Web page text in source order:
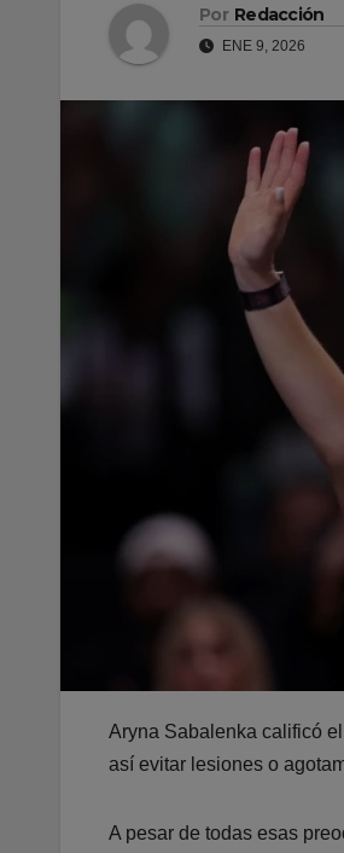
Por Redacción
ENE 9, 2026
Aryna Sabalenka calificó
así evitar lesiones o
A pesar de todas esas